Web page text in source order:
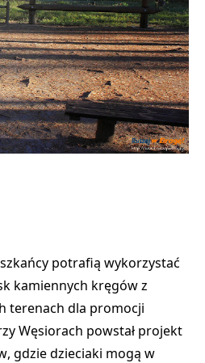
potrafią wykorzystać
kamiennych kręgów z
terenach dla promocji
Węsiorach powstał projekt
, gdzie dzieciaki mogą w